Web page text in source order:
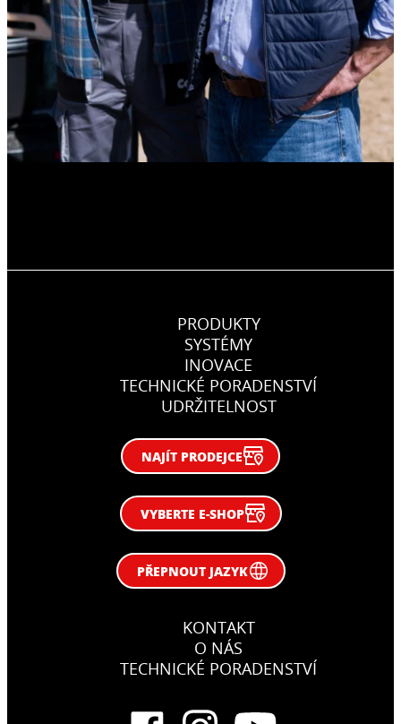
PRODUKTY
SYSTÉMY
INOVACE
TECHNICKÉ PORADENSTVÍ
UDRŽITELNOST
NAJÍT PRODEJCE
VYBERTE E-SHOP
PŘEPNOUT JAZYK
KONTAKT
O NÁS
TECHNICKÉ PORADENSTVÍ